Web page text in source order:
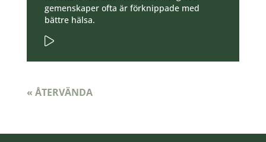
gemenskaper ofta är förknippade med
bättre hälsa.
« ÅTERVÄNDA